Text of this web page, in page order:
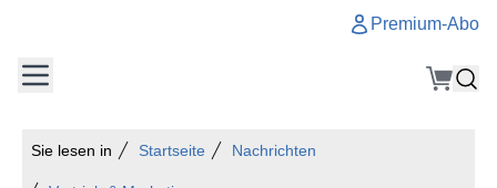
Premium-Abo
Sie lesen in Startseite Nachrichten